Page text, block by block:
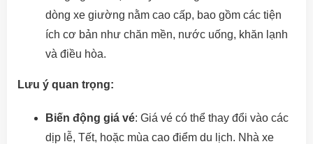
dòng xe giường nằm cao cấp, bao gồm các tiện
ích cơ bản như chăn mền, nước uống, khăn lạnh
và điều hòa.
Lưu ý quan trọng:
Biến động giá vé: Giá vé có thể thay đổi vào các
dịp lễ, Tết, hoặc mùa cao điểm du lịch. Nhà xe